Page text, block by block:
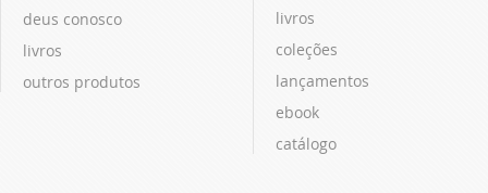
deus conosco
livros
outros produtos
livros
coleções
lançamentos
ebook
catálogo